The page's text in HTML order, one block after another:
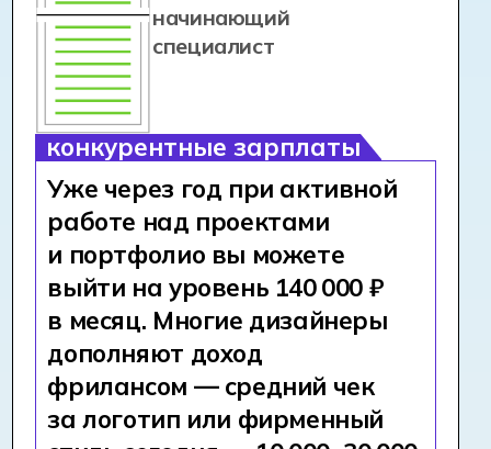
1 специальность =
несколько
профессий:
ГРАФИЧЕСКИЙ ДИЗАЙНЕР
ДИЗАЙНЕР ТИПОГРАФИИ
БРЕНД-ДИЗАЙНЕР
DIGITAL-ДИЗАЙНЕР